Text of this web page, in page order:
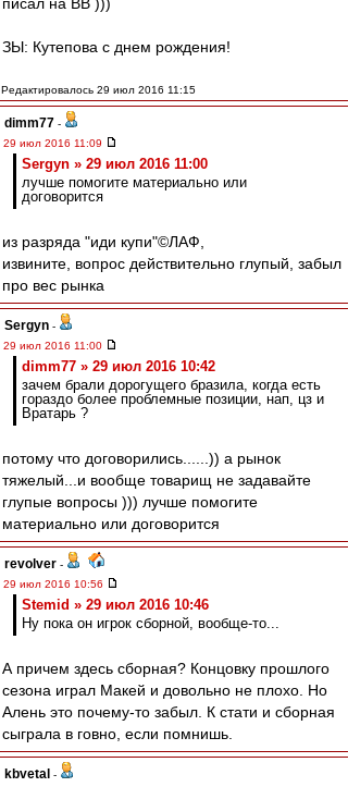
ЗЫ: Кутепова с днем рождения!
Редактировалось 29 июл 2016 11:15
dimm77 -
29 июл 2016 11:09
Sergyn » 29 июл 2016 11:00
лучше помогите материально или
договорится
из разряда "иди купи"©ЛАФ,
извините, вопрос действительно глупый, забыл
про вес рынка
Sergyn -
29 июл 2016 11:00
dimm77 » 29 июл 2016 10:42
зачем брали дорогущего бразила, когда есть
гораздо более проблемные позиции, нап, цз и
Вратарь ?
потому что договорились......)) а рынок
тяжелый...и вообще товарищ не задавайте
глупые вопросы ))) лучше помогите
материально или договорится
revolver -
29 июл 2016 10:56
Stemid » 29 июл 2016 10:46
Ну пока он игрок сборной, вообще-то...
А причем здесь сборная? Концовку прошлого
сезона играл Макей и довольно не плохо. Но
Алень это почему-то забыл. К стати и сборная
сыграла в говно, если помнишь.
kbvetal -